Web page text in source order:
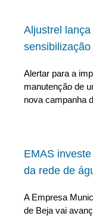
Aljustrel
Alertar para a
manutenção de
nova campanha
EMAS
da rede de
A Empresa
de Beja vai